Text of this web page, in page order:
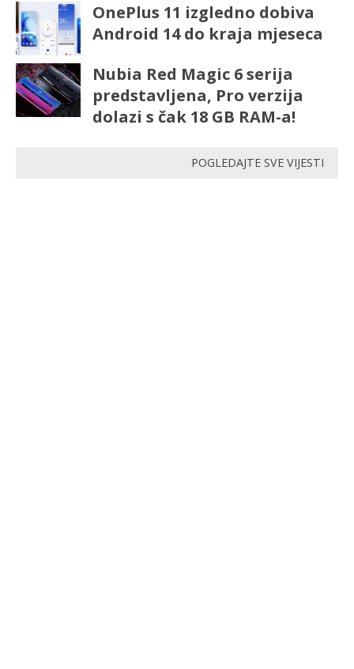
OnePlus 11 izgledno dobiva
Android 14 do kraja mjeseca
Nubia Red Magic 6 serija
predstavljena, Pro verzija
dolazi s čak 18 GB RAM-a!
POGLEDAJTE SVE VIJESTI